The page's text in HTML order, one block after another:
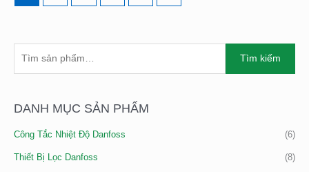
K
Ế
M
Tìm kiếm
DANH MỤC SẢN PHẨM
Công Tắc Nhiệt Độ Danfoss (6)
Thiết Bị Lọc Danfoss (8)TĐ